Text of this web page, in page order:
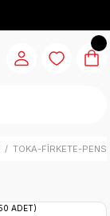
TOKA-FİRKETE-PENS